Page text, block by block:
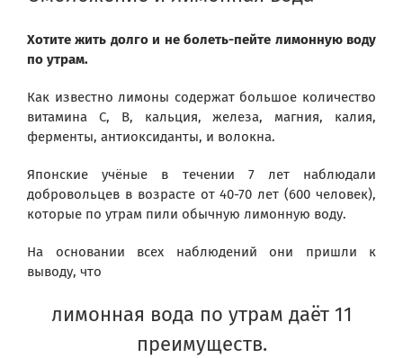
Image
Хотите жить долго и не болеть-пейте лимонную воду
по утрам.
Как известно лимоны содержат большое количество
витамина С, В, кальция, железа, магния, калия,
ферменты, антиоксиданты, и волокна.
Японские учёные в течении 7 лет наблюдали
добровольцев в возрасте от 40-70 лет (600 человек),
которые по утрам пили обычную лимонную воду.
На основании всех наблюдений они пришли к
выводу, что
лимонная вода по утрам даёт 11
преимуществ.